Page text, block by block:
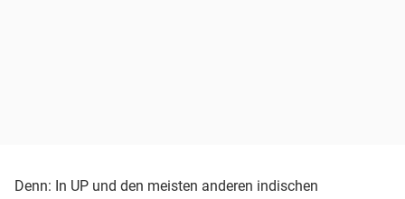
Denn: In UP und den meisten anderen indischen